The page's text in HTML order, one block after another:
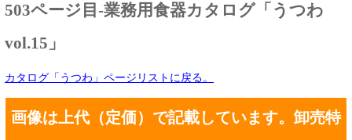
503ページ目-業務用食器カタログ「うつわ
vol.15」
カタログ「うつわ」ページリストに戻る。
画像は上代（定価）で記載しています。卸売特